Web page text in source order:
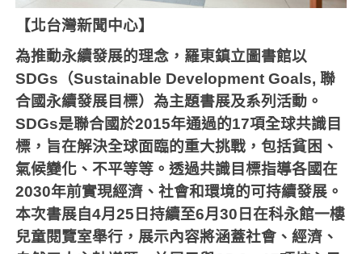
【北台灣新聞中心】
為推動永續發展的理念，羅東鎮立圖書館以
SDGs （Sustainable Development Goals,聯
合國永續發展目標）為主題書展及系列活動。
SDGs是聯合國於2015年通過的17項全球共識目
標，旨在解決全球面臨的重大挑戰，包括貧困、
氣候變化、不平等等。透過共識目標指導各國在
2030年前實現經濟、社會和環境的可持續發展。
本次書展自4月25 日持續至6月30 日在科永館一樓
兒童閱覽室舉行，展示內容將涵蓋社會、經濟、